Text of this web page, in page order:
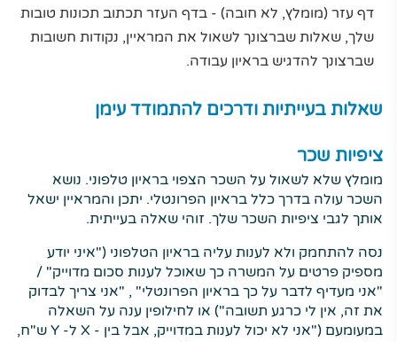
דף עזר (מומלץ, לא חובה) - בדף העזר תכתוב תכונות טובות
שלך, שאלות שברצונך לשאול את המראיין, נקודות חשובות
שברצונך להדגיש בראיון עבודה.
שאלות בעייתיות ודרכים להתמודד עימן
ציפיות שכר
מומלץ שלא לשאול על השכר הצפוי בראיון טלפוני. נושא
השכר עולה בדרך כלל בראיון הפרונטלי. יתכן והמראיין ישאל
אותך לגבי ציפיות השכר שלך. זוהי שאלה בעייתית.
נסה להתחמק ולא לענות עליה בראיון הטלפוני ("איני יודע
מספיק פרטים על המשרה כך שאוכל לענות סכום מדוייק" /
"אני מעדיף לדבר על כך בראיון הפרונטלי" , "אני צריך לבדוק
את זה, אין לי כרגע תשובה") או לחילופין ענה על השאלה
במעומעם ("אני לא יכול לענות במדוייק, אבל בין - X ל- Y ש"ח,